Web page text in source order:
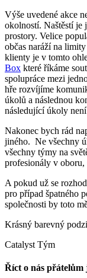
Výše uvedené akce
okolností. Naštěstí je
prostory. Velice
občas naráží na
klienty je v tomto
Box které říkáme
spolupráce mezi
hře rozvíjíme
úkolů a následnou
následující úkoly
Nakonec bych rád
jiného. Ne všechny
všechny týmy na
profesionály v oboru,
A pokud už se
pro případ špatného
společnosti by toto
Krásný barevný
Catalyst Tým
Říct o nás přátelům